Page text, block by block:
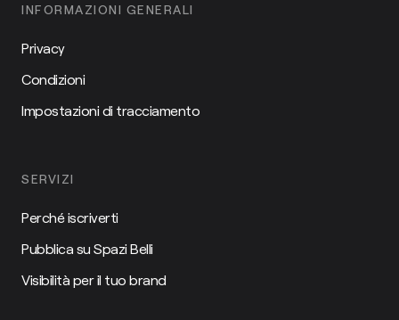
INFORMAZIONI GENERALI
Privacy
Condizioni
Impostazioni di tracciamento
SERVIZI
Perché iscriverti
Pubblica su Spazi Belli
Visibilità per il tuo brand